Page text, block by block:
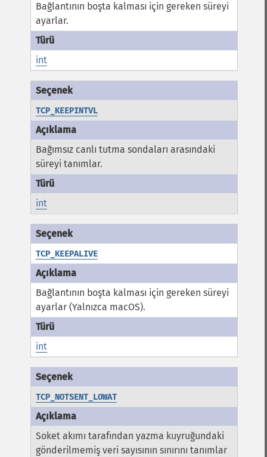
Bağlantının boşta kalması için gereken süreyi
ayarlar.
int
TCP_KEEPINTVL
Bağımsız canlı tutma sondaları arasındaki
süreyi tanımlar.
int
TCP_KEEPALIVE
Bağlantının boşta kalması için gereken süreyi
ayarlar (Yalnızca macOS).
int
TCP_NOTSENT_LOWAT
Soket akımı tarafından yazma kuyruğundaki
gönderilmemiş veri sayısının sınırını tanımlar